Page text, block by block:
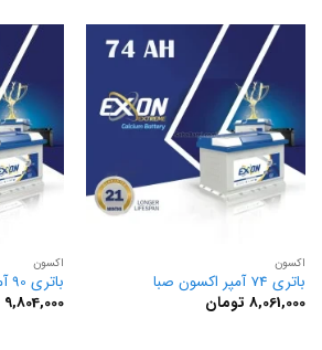
اکسون
باتری 74 آمپر اکسون صبا
8,061,000 تومان
اکسون
باتری 90 آمپر اکسون صبا
9,804,000